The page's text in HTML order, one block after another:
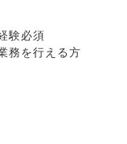
験必須
務を行える方